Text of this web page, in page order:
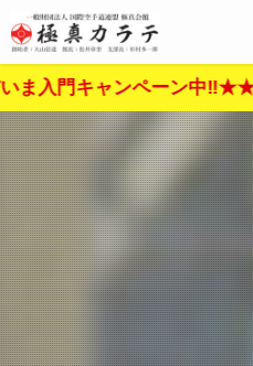
ーン中‼︎★★★詳しくは